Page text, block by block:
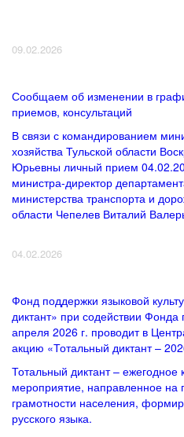
09.02.2026
Сообщаем об изменении в
приемов, консультаций
В связи с командированием
хозяйства Тульской области
Юрьевны личный прием
министра-директор
министерства транспорта и
области Чепелев Виталий
04.02.2026
Фонд поддержки языковой
диктант» при содействии Фонда
апреля 2026 г. проводит в
акцию «Тотальный диктант –
Тотальный диктант – ежегодное
мероприятие, направленное на
грамотности населения,
русского языка.